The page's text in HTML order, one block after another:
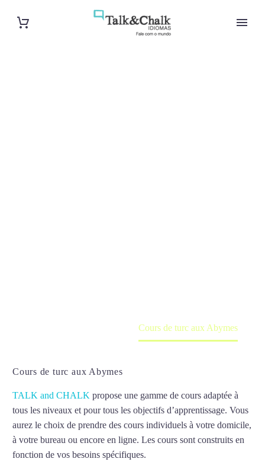
Cours de turc aux Abymes
Cours de turc aux Abymes
TALK and CHALK propose une gamme de cours adaptée à
tous les niveaux et pour tous les objectifs d’apprentissage. Vous
aurez le choix de prendre des cours individuels à votre domicile,
à votre bureau ou encore en ligne. Les cours sont construits en
fonction de vos besoins spécifiques.